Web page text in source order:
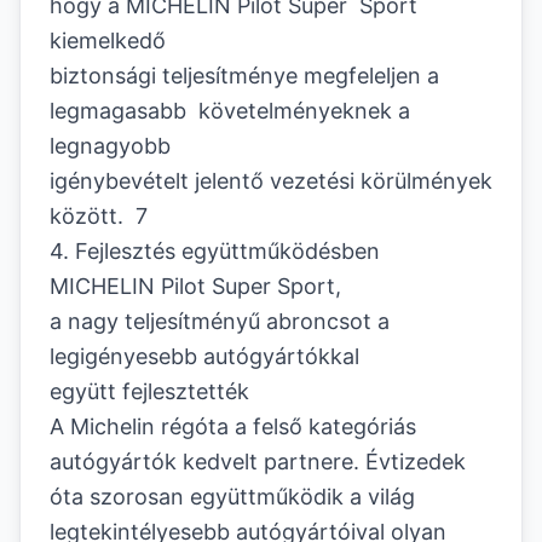
hogy a MICHELIN Pilot Super Sport
kiemelkedő
biztonsági teljesítménye megfeleljen a
legmagasabb követelményeknek a
legnagyobb
igénybevételt jelentő vezetési körülmények
között. 7
4. Fejlesztés együttműködésben
MICHELIN Pilot Super Sport,
a nagy teljesítményű abroncsot a
legigényesebb autógyártókkal
együtt fejlesztették
A Michelin régóta a felső kategóriás
autógyártók kedvelt partnere. Évtizedek
óta szorosan együttműködik a világ
legtekintélyesebb autógyártóival olyan